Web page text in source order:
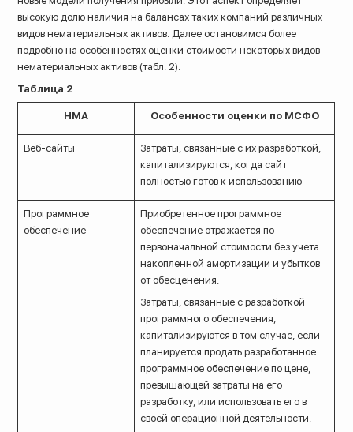
высокую долю наличия на балансах таких компаний различных
видов нематериальных активов. Далее остановимся более
подробно на особенностях оценки стоимости некоторых видов
нематериальных активов (табл. 2).
Таблица 2
НМА Особенности оценки по МСФО
Веб-сайты
Затраты, связанные с их разработкой,
капитализируются, когда сайт
полностью готов к использованию
Программное
обеспечение
Приобретенное программное
обеспечение отражается по
первоначальной стоимости без учета
накопленной амортизации и убытков
от обесценения.
Затраты, связанные с разработкой
программного обеспечения,
капитализируются в том случае, если
планируется продать разработанное
программное обеспечение по цене,
превышающей затраты на его
разработку, или использовать его в
своей операционной деятельности.